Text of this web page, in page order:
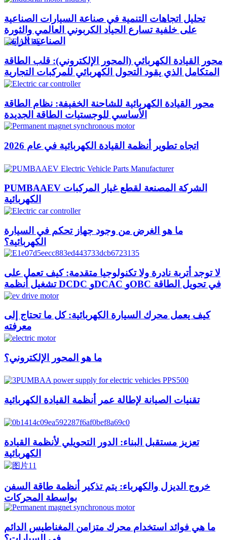
تحليل اتجاهات التنمية في صناعة السيارات الصناعية
على خلفية تسارع الحياد الكربوني العالمي والثورة
الصناعية الرابعة
محور القيادة الكهربائي (المحور الإلكتروني): قلب الطاقة
المتكامل الذي يقود التحول الكهربائي للمركبات التجارية
محور القيادة الكهربائية للشاحنة الخفيفة: نظام الطاقة
الأساسي للوجستيات الطاقة الجديدة
اتجاه تطوير أنظمة القيادة الكهربائية في عام 2026
PUMBAAEV الشركة المصنعة لقطع غيار المركبات
الكهربائية
ما هو الغرض من وجود جهاز تحكم في السيارة
الكهربائية؟
لا توجد أتربة نادرة ولا تكنولوجيا متقدمة: كيف تعمل على
تشغيل أنظمة DCDC وDCAC وOBC في تحويل الطاقة
كيف يعمل محرك السيارة الكهربائية: كل ما تحتاج إلى
معرفته
ما هو المحور الإلكتروني؟
تقنيات الصيانة لإطالة عمر أنظمة القيادة الكهربائية
تعزيز مستقبل البناء: الدور التحويلي لأنظمة القيادة
الكهربائية
خروج الديزل والكهرباء: يتم تذكير أنظمة طاقة السفن
بواسطة المحركات
ما هي فوائد استخدام محرك متزامن المغناطيس الدائم